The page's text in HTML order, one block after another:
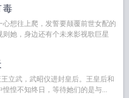
毒
想往上爬，发誓要颠覆前世女配的
她，身边还有个未来影视歌巨星
立武，武昭仪进封皇后。王皇后和
惶不知终日，等待她们的是与...